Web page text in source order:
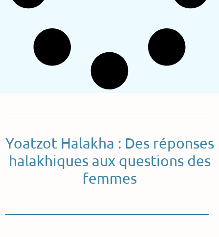
Yoatzot Halakha : Des réponses
halakhiques aux questions des
femmes